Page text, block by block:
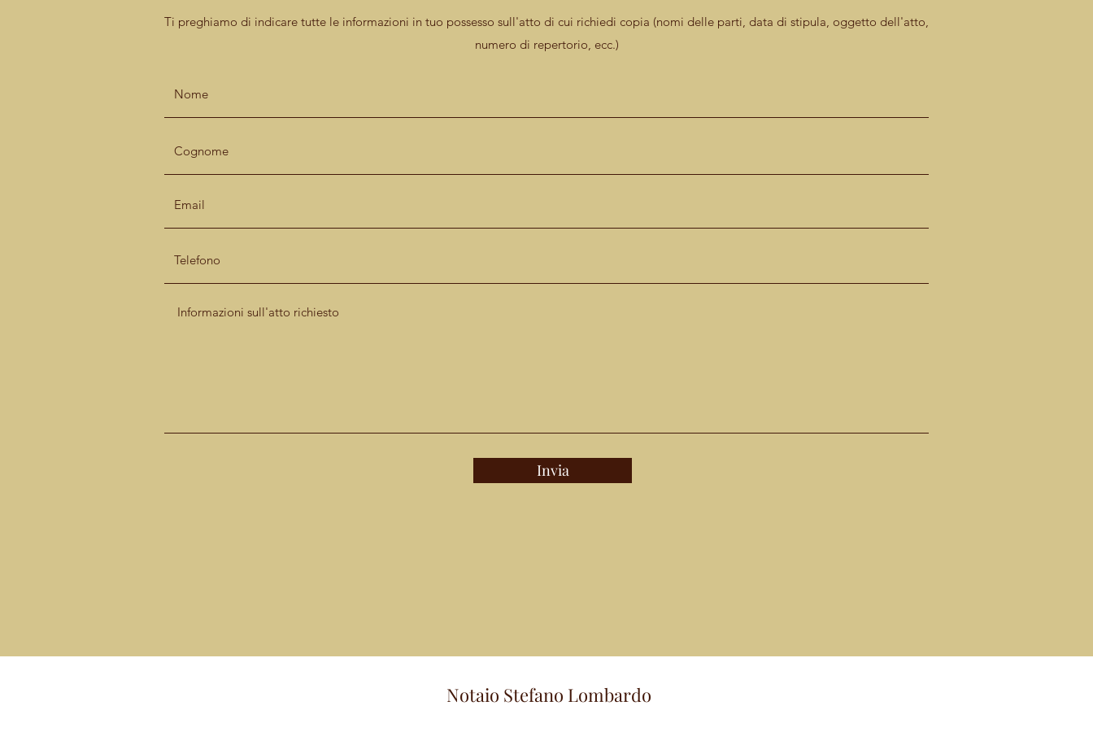
Ti preghiamo di indicare tutte le informazioni in tuo possesso sull'atto di cui richiedi copia (nomi delle parti, data di stipula, oggetto dell'atto,
numero di repertorio, ecc.)
Invia
Notaio Stefano Lombardo